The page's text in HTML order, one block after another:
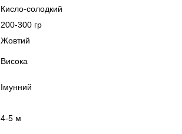
Кисло-солодкий
200-300 гр
Жовтий
Висока
Імунний
4-5 м